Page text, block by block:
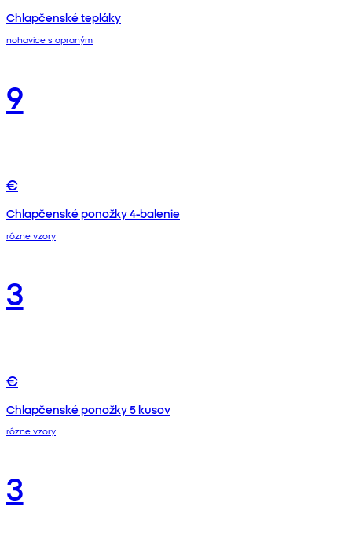
Chlapčenské tepláky
nohavice s opraným
9
€
Chlapčenské ponožky 4-balenie
rôzne vzory
3
€
Chlapčenské ponožky 5 kusov
rôzne vzory
3